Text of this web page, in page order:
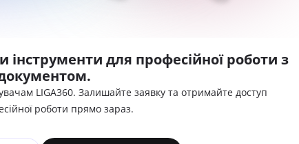
інструменти для професійної роботи з
LIGA360. Залишайте заявку та отримайте доступ
роботи прямо зараз.